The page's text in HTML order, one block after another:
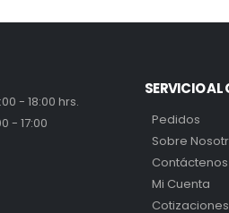
- 18:00 hrs.
- 17:00
SERVICIO AL
Pedidos
Sobre
Contáctenos
Mi Cuenta
Cotizaciones